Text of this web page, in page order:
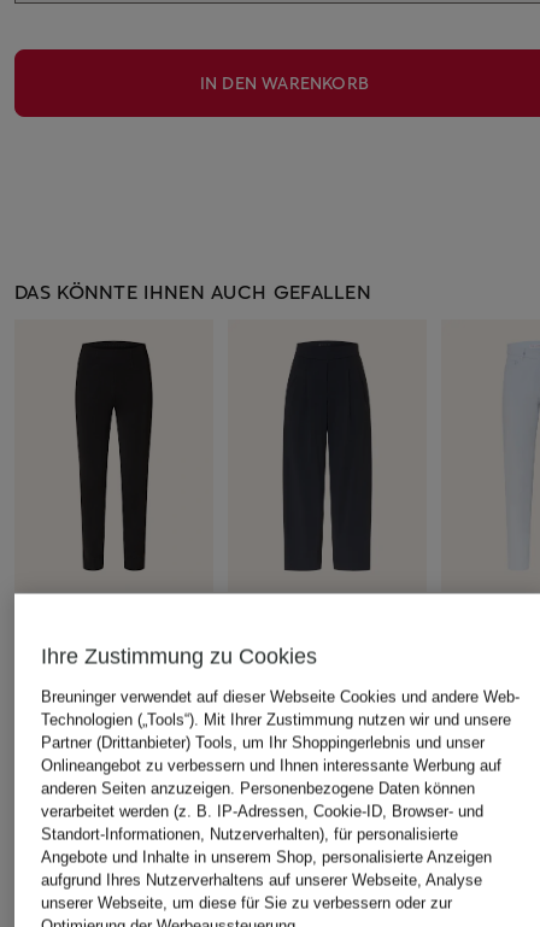
IN DEN WARENKORB
DAS KÖNNTE IHNEN AUCH GEFALLEN
7/8-Hose PENNY
7/8-Hose MAYLA
7/8-Hose
109,99 €
Bestpreis:
Ursprünglich:
ÄHNLICHE ARTIKEL ENTDECKEN
Ihre Zustimmung zu Cookies
Breuninger verwendet auf dieser Webseite Cookies und andere Web-
Technologien („Tools“). Mit Ihrer Zustimmung nutzen wir und unsere
Partner (Drittanbieter) Tools, um Ihr Shoppingerlebnis und unser
Onlineangebot zu verbessern und Ihnen interessante Werbung auf
anderen Seiten anzuzeigen. Personenbezogene Daten können
verarbeitet werden (z. B. IP-Adressen, Cookie-ID, Browser- und
Standort-Informationen, Nutzerverhalten), für personalisierte
Angebote und Inhalte in unserem Shop, personalisierte Anzeigen
aufgrund Ihres Nutzerverhaltens auf unserer Webseite, Analyse
unserer Webseite, um diese für Sie zu verbessern oder zur